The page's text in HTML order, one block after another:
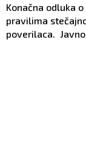
Konačna odluka
pravilima
poverilaca.